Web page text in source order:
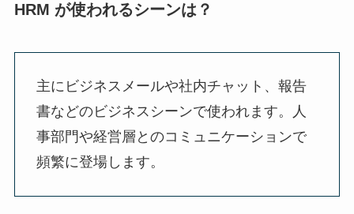
HRM が使われるシーンは？
主にビジネスメールや社内チャット、報告
書などのビジネスシーンで使われます。人
事部門や経営層とのコミュニケーションで
頻繁に登場します。